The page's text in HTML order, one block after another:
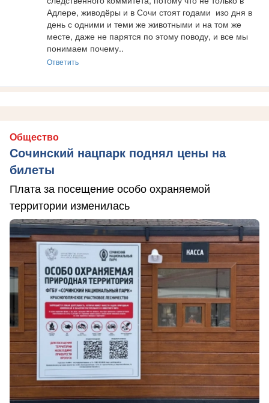
Адлере, живодёры и в Сочи стоят годами  изо дня в
день с одними и теми же животными и на том же
месте, даже не парятся по этому поводу, и все мы
понимаем почему..
Ответить
Общество
Сочинский нацпарк поднял цены на
билеты
Плата за посещение особо охраняемой
территории изменилась